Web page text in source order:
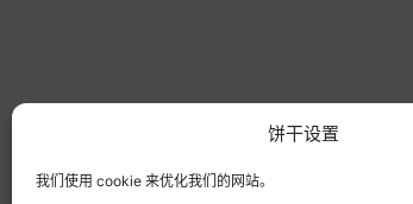
饼干设置
我们使用 cookie 来优化我们的网站。